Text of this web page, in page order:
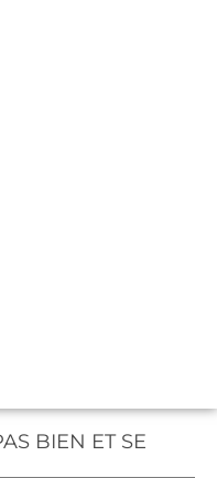
BIEN ET SE